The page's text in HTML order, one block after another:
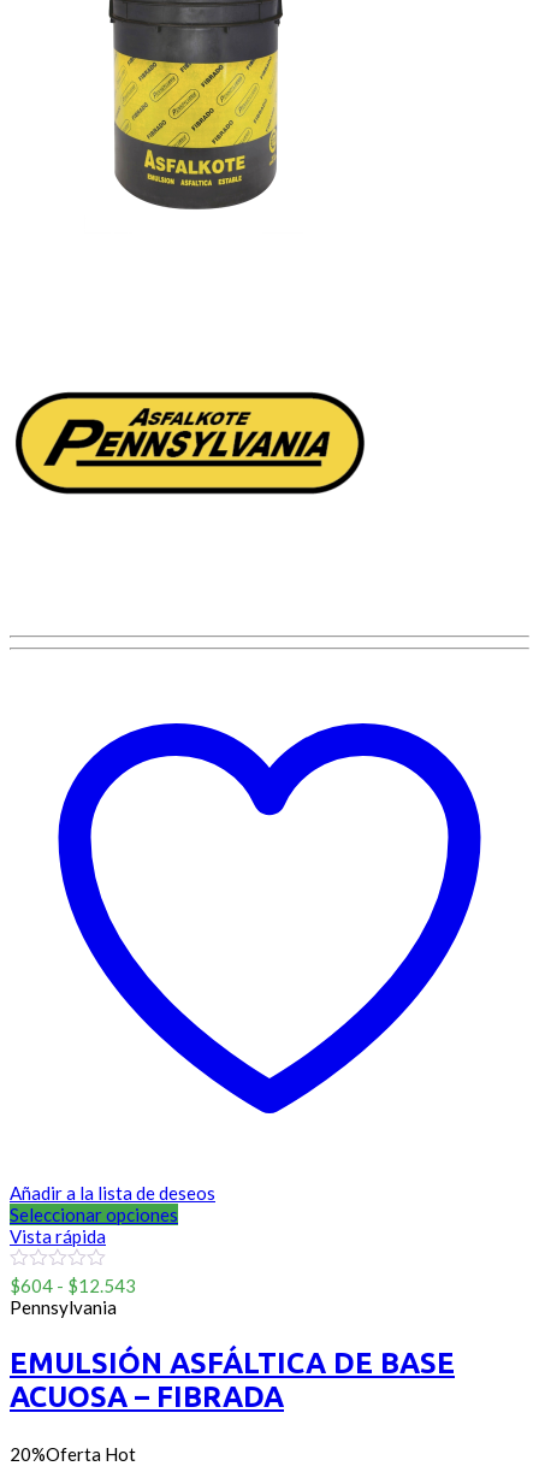
Añadir a la lista de deseos
Seleccionar opciones
Vista rápida
0
out
of
$604 - $12.543
desde
$604
hasta
$12.543
Pennsylvania
EMULSIÓN ASFÁLTICA DE BASE
ACUOSA – FIBRADA
20%Oferta Hot